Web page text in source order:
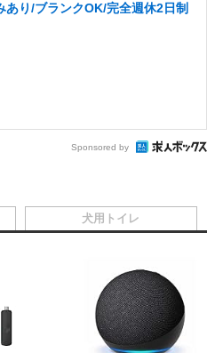
り/ブランクOK/完全週休2日制
Sponsored by
犬用トイレ